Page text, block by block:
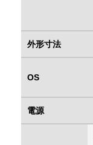
外形寸法
OS
電源